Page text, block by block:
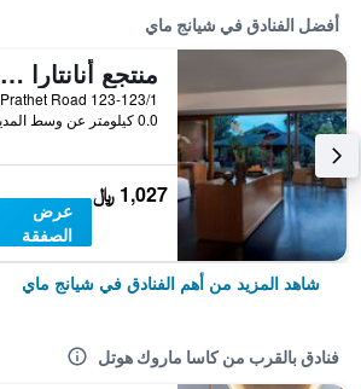
أفضل الفنادق في شيانج ماي
منتجع أنانتارا شيانغ ماي
0.0 كيلومتر عن وسط المدينة
1,027 ﷼
عرض
الصفقة
شاهد المزيد من أهم الفنادق في شيانج ماي
فنادق بالقرب من كاسا ماروك هوتل